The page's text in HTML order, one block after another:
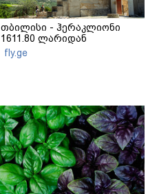
თბილისი - ჰერაკლიონი
1611.80 ლარიდან
fly.ge